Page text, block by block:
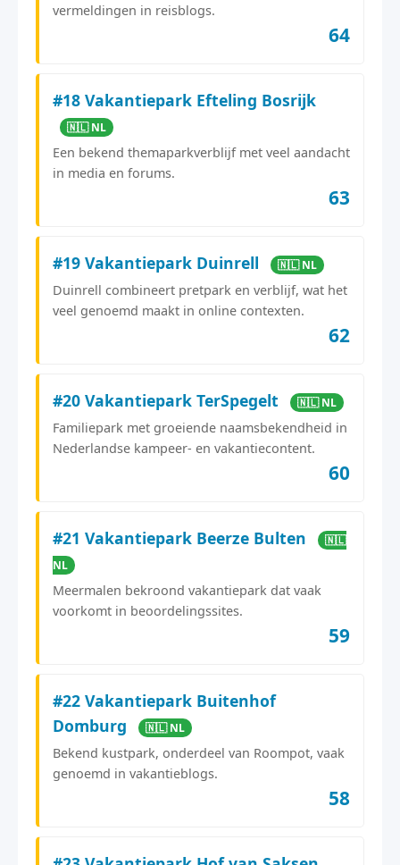
vermeldingen in reisblogs.
64
#18 Vakantiepark Efteling Bosrijk
🇳🇱 NL
Een bekend themaparkverblijf met veel aandacht
in media en forums.
63
#19 Vakantiepark Duinrell 🇳🇱 NL
Duinrell combineert pretpark en verblijf, wat het
veel genoemd maakt in online contexten.
62
#20 Vakantiepark TerSpegelt 🇳🇱 NL
Familiepark met groeiende naamsbekendheid in
Nederlandse kampeer- en vakantiecontent.
60
#21 Vakantiepark Beerze Bulten
🇳🇱
NL
Meermalen bekroond vakantiepark dat vaak
voorkomt in beoordelingssites.
59
#22 Vakantiepark Buitenhof
Domburg
🇳🇱 NL
Bekend kustpark, onderdeel van Roompot, vaak
genoemd in vakantieblogs.
58